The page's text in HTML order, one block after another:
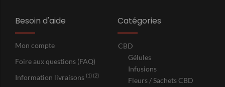
Besoin d'aide
Mon compte
Foire aux questions (FAQ)
Information livraisons (1) (2)
Catégories
CBD
Gélules
Infusions
Fleurs / Sachets CBD